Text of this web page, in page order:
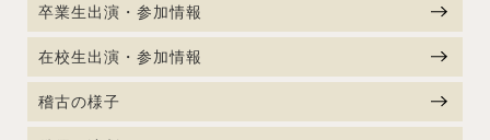
卒業生出演・参加情報
在校生出演・参加情報
稽古の様子